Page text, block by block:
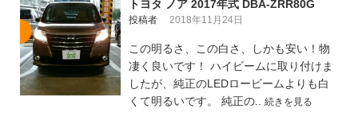
トヨタ ノア 2017年式 DBA-ZRR80G
投稿者 2018年11月24日
この明るさ、この白さ、しかも安い！物
凄く良いです！ ハイビームに取り付けま
したが、純正のLEDロービームよりも白
くて明るいです。 純正の.. 続きを見る